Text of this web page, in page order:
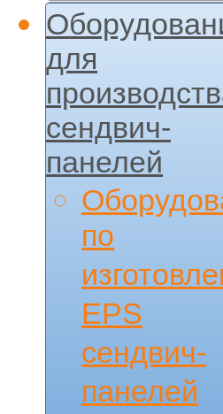
для
сендвич-
панелей
по
EPS
сендвич-
панелей